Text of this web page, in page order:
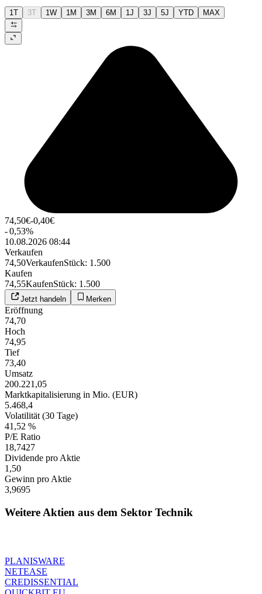
1T 3T 1W 1M 3M 6M 1J 3J 5J YTD MAX
74,50€-0,40€
-0,53%
10.08.2026 08:44
Verkaufen
74,50VerkaufenStück: 1.500
Kaufen
74,55KaufenStück: 1.500
Jetzt handeln Merken
Eröffnung
74,70
Hoch
74,95
Tief
73,40
Umsatz
200.221,05
Marktkapitalisierung in Mio. (EUR)
5.468,4
Volatilität (30 Tage)
41,52 %
P/E Ratio
18,7427
Dividende pro Aktie
1,50
Gewinn pro Aktie
3,9695
Weitere Aktien aus dem Sektor Technik
PLANISWARE
NETEASE
CREDISSENTIAL